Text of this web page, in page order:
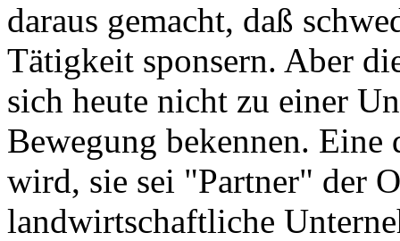
daraus gemacht, daß
Tätigkeit sponsern. Aber
sich heute nicht zu einer
Bewegung bekennen.
wird, sie sei "Partner" der
landwirtschaftliche